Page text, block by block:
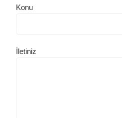
Konu
İletiniz